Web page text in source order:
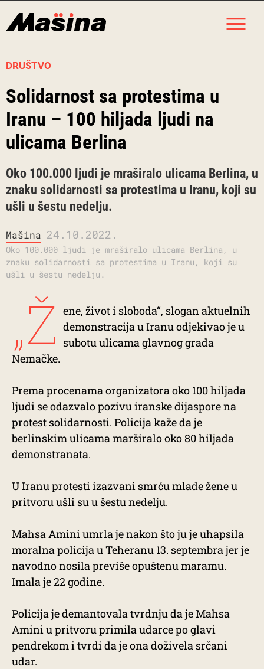
DRUŠTVO
Solidarnost sa protestima u
Iranu – 100 hiljada ljudi na
ulicama Berlina
Oko 100.000 ljudi je mraširalo ulicama Berlina, u
znaku solidarnosti sa protestima u Iranu, koji su
ušli u šestu nedelju.
Mašina 24.10.2022.
Oko 100.000 ljudi je mraširalo ulicama Berlina, u
znaku solidarnosti sa protestima u Iranu, koji su
ušli u šestu nedelju.
„Ž ene, život i sloboda“, slogan aktuelnih
demonstracija u Iranu odjekivao je u
subotu ulicama glavnog grada
Nemačke.
Prema procenama organizatora oko 100 hiljada
ljudi se odazvalo pozivu iranske dijaspore na
protest solidarnosti. Policija kaže da je
berlinskim ulicama marširalo oko 80 hiljada
demonstranata.
U Iranu protesti izazvani smrću mlade žene u
pritvoru ušli su u šestu nedelju.
Mahsa Amini umrla je nakon što ju je uhapsila
moralna policija u Teheranu 13. septembra jer je
navodno nosila previše opuštenu maramu.
Imala je 22 godine.
Policija je demantovala tvrdnju da je Mahsa
Amini u pritvoru primila udarce po glavi
pendrekom i tvrdi da je ona doživela srčani
udar.